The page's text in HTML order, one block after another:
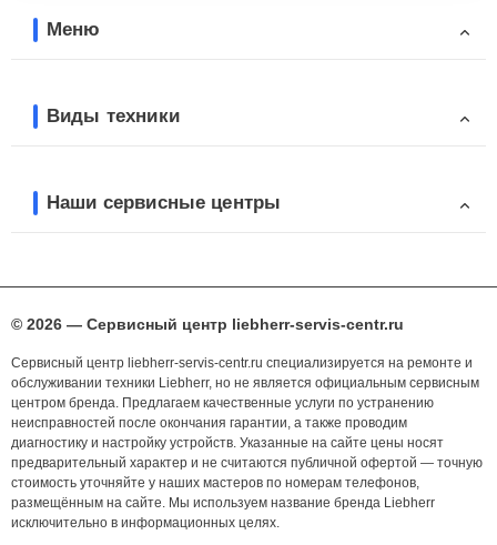
Меню
Виды техники
Наши сервисные центры
© 2026 — Сервисный центр liebherr-servis-centr.ru
Сервисный центр liebherr-servis-centr.ru специализируется на ремонте и
обслуживании техники Liebherr, но не является официальным сервисным
центром бренда. Предлагаем качественные услуги по устранению
неисправностей после окончания гарантии, а также проводим
диагностику и настройку устройств. Указанные на сайте цены носят
предварительный характер и не считаются публичной офертой — точную
стоимость уточняйте у наших мастеров по номерам телефонов,
размещённым на сайте. Мы используем название бренда Liebherr
исключительно в информационных целях.